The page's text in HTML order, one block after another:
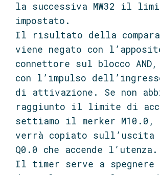
la successiva MW32 il
impostato.
Il risultato della
viene negato con
connettore sul blocco
con l’impulso
di attivazione. Se non
raggiunto il limite di
settiamo il merker M10.0,
verrà copiato
Q0.0 che accende l’utenza.
Il timer serve a spegnere